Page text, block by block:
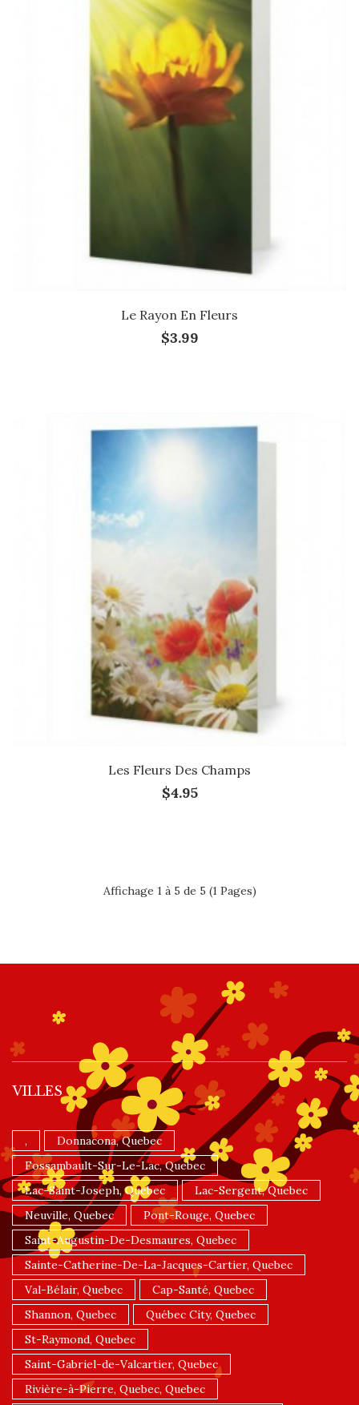
Le Rayon En Fleurs
$3.99
Les Fleurs Des Champs
$4.95
Affichage 1 à 5 de 5 (1 Pages)
VILLES
,
Donnacona, Quebec
Fossambault-Sur-Le-Lac, Quebec
Lac-Saint-Joseph, Quebec
Lac-Sergent, Quebec
Neuville, Quebec
Pont-Rouge, Quebec
Saint-Augustin-De-Desmaures, Quebec
Sainte-Catherine-De-La-Jacques-Cartier, Quebec
Val-Bélair, Quebec
Cap-Santé, Quebec
Shannon, Quebec
Québec City, Quebec
St-Raymond, Quebec
Saint-Gabriel-de-Valcartier, Quebec
Rivière-à-Pierre, Quebec, Quebec